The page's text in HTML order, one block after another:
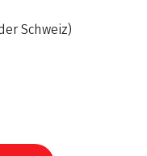
Schweiz)